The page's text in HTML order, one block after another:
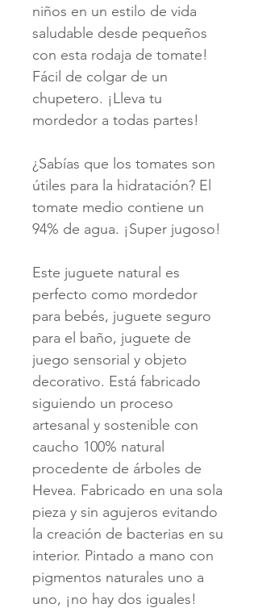
niños en un estilo de vida
saludable desde pequeños
con esta rodaja de tomate!
Fácil de colgar de un
chupetero. ¡Lleva tu
mordedor a todas partes!
¿Sabías que los tomates son
útiles para la hidratación? El
tomate medio contiene un
94% de agua. ¡Super jugoso!
Este juguete natural es
perfecto como mordedor
para bebés, juguete seguro
para el baño, juguete de
juego sensorial y objeto
decorativo. Está fabricado
siguiendo un proceso
artesanal y sostenible con
caucho 100% natural
procedente de árboles de
Hevea. Fabricado en una sola
pieza y sin agujeros evitando
la creación de bacterias en su
interior. Pintado a mano con
pigmentos naturales uno a
uno, ¡no hay dos iguales!